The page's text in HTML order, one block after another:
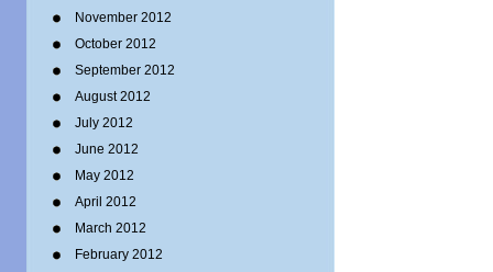
November 2012
October 2012
September 2012
August 2012
July 2012
June 2012
May 2012
April 2012
March 2012
February 2012